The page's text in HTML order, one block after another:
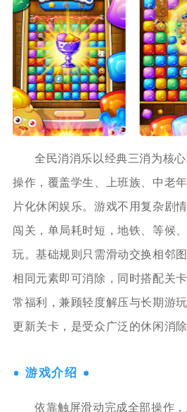
全民消消乐以经典三消为核
操作，覆盖学生、上班族、中老
片化休闲娱乐。游戏不用复杂剧
闯关，单局耗时短，地铁、等候
玩。基础规则只需滑动交换相邻
相同元素即可消除，同时搭配关
常福利，兼顾轻度解压与长期游
更新关卡，是受众广泛的休闲消除
游戏介绍
依靠触屏滑动完成全部操作